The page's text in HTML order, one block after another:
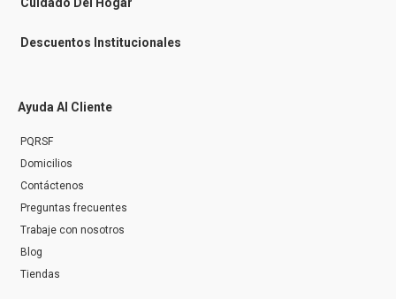
Cuidado Del Hogar
Descuentos Institucionales
Ayuda Al Cliente
PQRSF
Domicilios
Contáctenos
Preguntas frecuentes
Trabaje con nosotros
Blog
Tiendas